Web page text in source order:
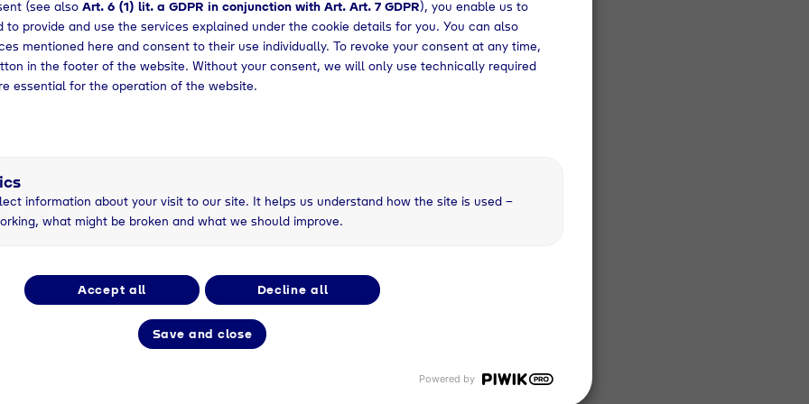
auch ein breites Portfolio an Prozess-, Kälte- und
(N2) im Fokus, denn durch seine inerten
Schutz- und Sicherheitsgas genutzt. Mit der größten
flüssiger Form bei der Tieftemperaturbehandlung zum
das Flüssiggas Propan (C3H8) zum Anfetten der
In DIN-Qualität gewährleistet Propan einen
CO2-Gehalte im Erdgas gehören bei einer
an. Des Weiteren wird das Portfolio durch
Methanol (CH3OH) zur Schutzgaserzeugung ergänzt.
aber auch als reduzierende Schutzgaskomponente sowie
verwendet. Nicht zuletzt sorgt eine sehr breite Auswahl
stabile Prozess- und Qualitätsketten.
Atmospheric Gases“
die Wärmebehandlung bieten auch große Potenziale
Luftgase Stickstoff, Sauerstoff und Argon, die mit Strom
als „Green Atmospheric Gases“ an. Auch von Tyczka per
Wasserstoff aus regenerativ erzeugtem Strom
(see also Art. 6 (1) lit. a GDPR in conjunction with Art. Art. 7 GDPR), you enable us to
to provide and use the services explained under the cookie details for you. You can also
mentioned here and consent to their use individually. To revoke your consent at any time,
in the footer of the website. Without your consent, we will only use technically required
essential for the operation of the website.
information about your visit to our site. It helps us understand how the site is used –
what might be broken and what we should improve.
Accept all Decline all
Save and close
Powered by